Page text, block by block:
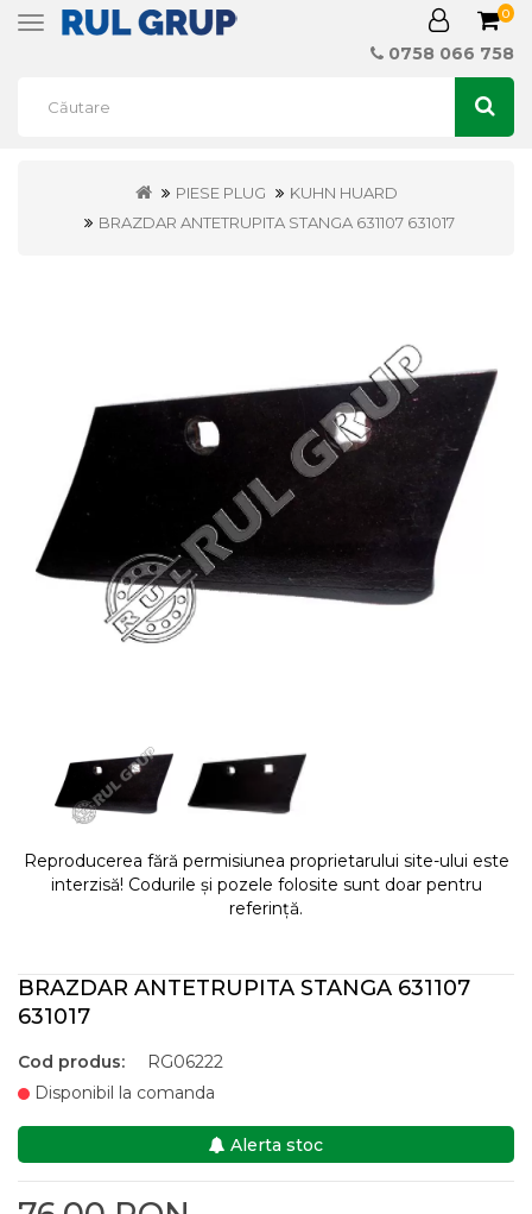
Toggle
0
0758 066 758
PIESE PLUG
KUHN HUARD
BRAZDAR ANTETRUPITA STANGA 631107 631017
Reproducerea fără permisiunea proprietarului site-ului este
interzisă! Codurile și pozele folosite sunt doar pentru
referință.
BRAZDAR ANTETRUPITA STANGA 631107
631017
Cod produs:
RG06222
Disponibil la comanda
Alerta stoc